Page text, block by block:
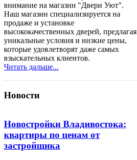
внимание на магазин "Двери Уют".
Наш магазин специализируется на
продаже и установке
высококачественных дверей, предлагая
уникальные условия и низкие цены,
которые удовлетворят даже самых
взыскательных клиентов.
Читать дальше...
Новости
Новостройки Владивостока:
квартиры по ценам от
застройщика